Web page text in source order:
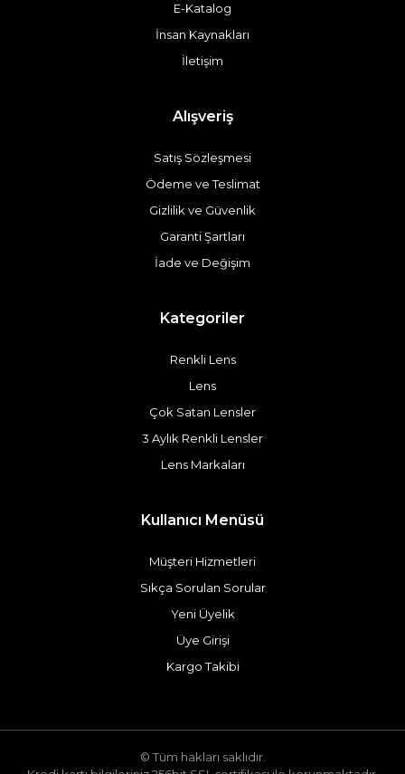
E-Katalog
İnsan Kaynakları
İletişim
Alışveriş
Satış Sözleşmesi
Ödeme ve Teslimat
Gizlilik ve Güvenlik
Garanti Şartları
İade ve Değişim
Kategoriler
Renkli Lens
Lens
Çok Satan Lensler
3 Aylık Renkli Lensler
Lens Markaları
Kullanıcı Menüsü
Müşteri Hizmetleri
Sıkça Sorulan Sorular
Yeni Üyelik
Üye Girişi
Kargo Takibi
© Tüm hakları saklıdır.